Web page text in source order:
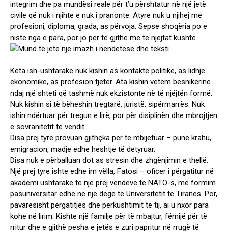
integrim dhe pa mundësi reale për t’u përshtatur në një jetë
civile që nuk i njihte e nuk i pranonte. Atyre nuk u njihej më
profesioni, diploma, grada, as përvoja. Sepse shoqëria po e
niste nga e para, por jo për të gjithë me të njëjtat kushte.
Këta ish-ushtarakë nuk kishin as kontakte politike, as lidhje
ekonomike, as profesion tjetër. Ata kishin vetëm besnikërinë
ndaj një shteti që tashmë nuk ekzistonte në të njëjtën formë.
Nuk kishin si të bëheshin tregtarë, juristë, sipërmarrës. Nuk
ishin ndërtuar për tregun e lirë, por për disiplinën dhe mbrojtjen
e sovranitetit të vendit.
Disa prej tyre provuan gjithçka për të mbijetuar – punë krahu,
emigracion, madje edhe heshtje të detyruar.
Disa nuk e përballuan dot as stresin dhe zhgënjimin e thellë.
Një prej tyre ishte edhe im vëlla, Fatosi – oficer i përgatitur në
akademi ushtarake të një prej vendeve të NATO-s, me formim
pasuniversitar edhe në një degë të Universitetit të Tiranës. Por,
pavarësisht përgatitjes dhe përkushtimit të tij, ai u nxor para
kohe në lirim. Kishte një familje për të mbajtur, fëmijë për të
rritur dhe e gjithë pesha e jetës e zuri papritur në rrugë të